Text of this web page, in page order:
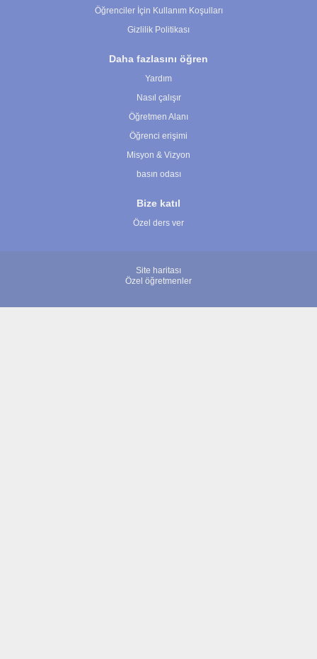
Öğrenciler İçin Kullanım Koşulları
Gizlilik Politikası
Daha fazlasını öğren
Yardım
Nasıl çalışır
Öğretmen Alanı
Öğrenci erişimi
Misyon & Vizyon
basın odası
Bize katıl
Özel ders ver
Site haritası
Özel öğretmenler